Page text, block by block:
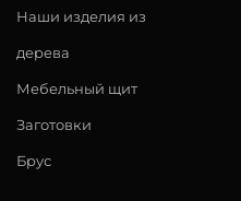
Наши изделия из
дерева
Мебельный щит
Заготовки
Брус